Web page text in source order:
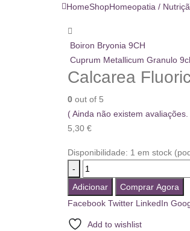
HomeShopHomeopatia /
Boiron Bryonia 9CH
Cuprum Metallicum Granulo
Calcarea
0 out of 5
( Ainda não existem avaliações.
5,30 €
Disponibilidade: 1 em stock
-
Adicionar
Comprar Agora
Facebook Twitter LinkedIn
Add to wishlist